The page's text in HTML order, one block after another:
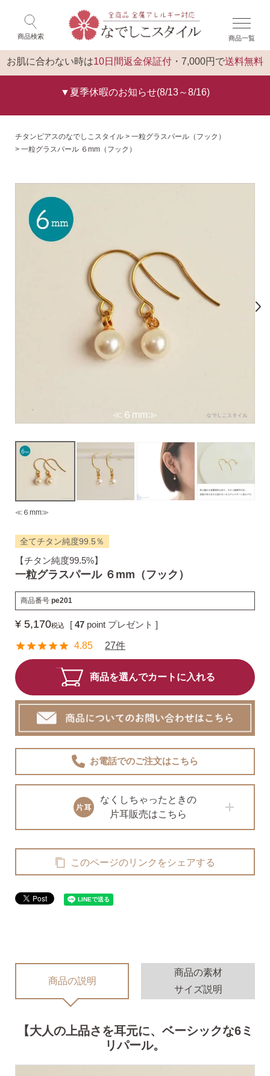
商品検索 商品一覧
お肌に合わない時は10日間返金保証付 ・7,000円で送料無料
▼夏季休暇のお知らせ(8/13～8/16)
閉じる
ゲスト 様 こんにちは
気になるキーワードで探す
#新商品
揺れるスタッドピアス
揺れるフックピアス
バックキャッチ
ピアスチャーム
予備の替えキャッチ・ケア用品
無くした時の片耳ピアス
全ての商品を見る
色で選ぶ
チタンピアスのなでしこスタイル
一粒グラスパール（フック）
一粒グラスパール ６mm（フック）
≪６mm≫
≪６mm≫
全てチタン純度99.5％
【チタン純度99.5%】
一粒グラスパール ６mm（フック）
商品番号 pe201
¥ 5,170税込 [ 47 point プレゼント ]
4.85 27件
商品を選んでカートに入れる
お電話でのご注文はこちら
なくしちゃったときの
片耳販売はこちら
このページのリンクをシェアする
商品の説明
商品の素材
サイズ説明
【大人の上品さを耳元に、ベーシックな6ミ
リパール。